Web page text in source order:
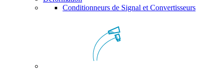
Conditionneurs de Signal et Convertisseurs